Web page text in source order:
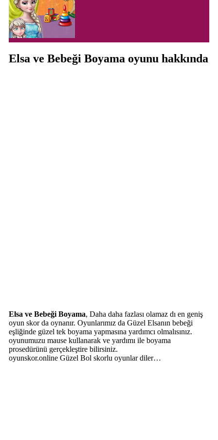
Elsa ve Bebeği Boyama oyunu hakkında
Elsa ve Bebeği Boyama, Daha daha fazlası olamaz dı en geniş
oyun skor da oynanır. Oyunlarımız da Güzel Elsanın bebeği
eşliğinde güzel tek boyama yapmasına yardımcı olmalısınız.
oyunumuzu mause kullanarak ve yardımı ile boyama
prosedürünü gerçekleştire bilirsiniz.
oyunskor.online Güzel Bol skorlu oyunlar diler…